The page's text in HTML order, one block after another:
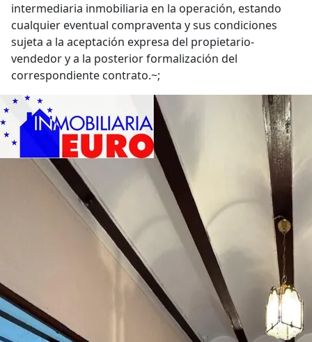
intermediaria inmobiliaria en la operación, estando
cualquier eventual compraventa y sus condiciones
sujeta a la aceptación expresa del propietario-
vendedor y a la posterior formalización del
correspondiente contrato.~;